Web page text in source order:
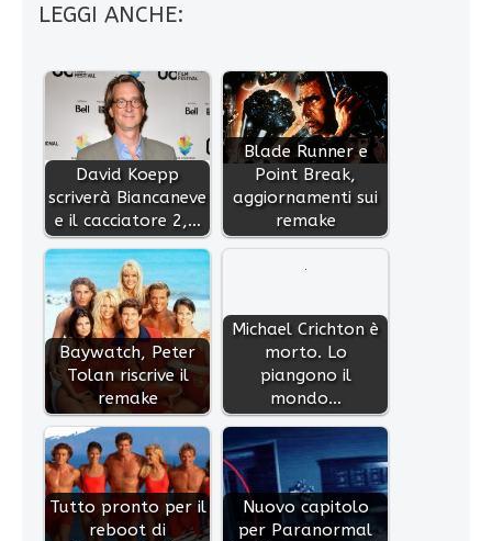
LEGGI ANCHE:
David Koepp
scriverà Biancaneve
e il cacciatore 2,…
Blade Runner e
Point Break,
aggiornamenti sui
remake
Baywatch, Peter
Tolan riscrive il
remake
Michael Crichton è
morto. Lo
piangono il
mondo…
Tutto pronto per il
reboot di
Nuovo capitolo
per Paranormal